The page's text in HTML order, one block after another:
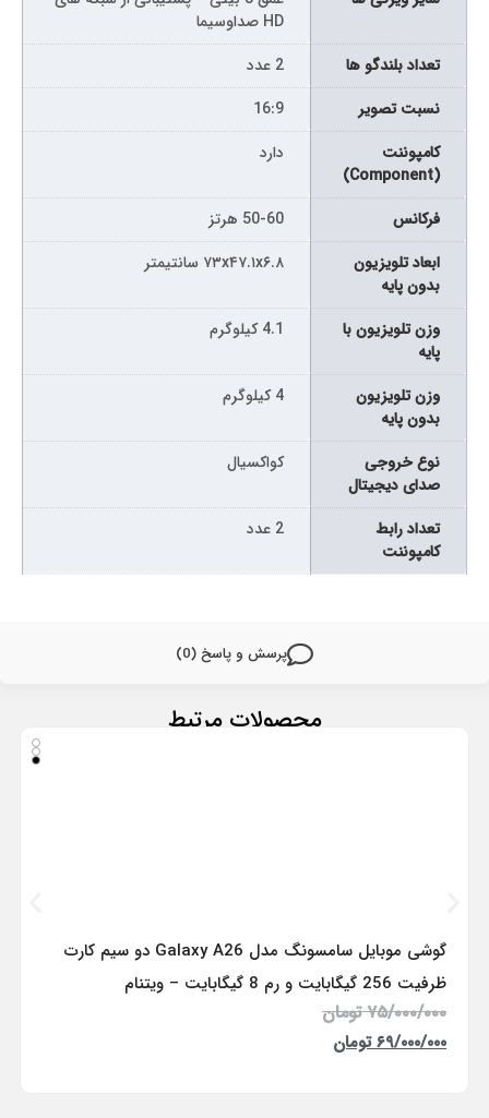
پرسش و پاسخ (0)
HD صداوسیما
تعداد بلندگو ها
2 عدد
نسبت تصویر
16:9
کامپوننت
(Component)
دارد
فرکانس
50-60 هرتز
ابعاد تلویزیون
بدون پایه
۷۳x۴۷.۱x۶.۸ سانتیمتر
وزن تلویزیون با
پایه
4.1 کیلوگرم
وزن تلویزیون
بدون پایه
4 کیلوگرم
نوع خروجی
صدای دیجیتال
کواکسیال
تعداد رابط
کامپوننت
2 عدد
محصولات مرتبط
گوشی موبایل سامسونگ مدل Galaxy A26 دو سیم کارت
ظرفیت 256 گیگابایت و رم 8 گیگابایت – ویتنام
۷۵/۰۰۰/۰۰۰ تومان
۶۹/۰۰۰/۰۰۰ تومان